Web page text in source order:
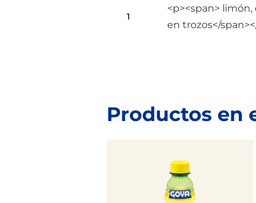
1
<p><span>
en trozos</
Productos en